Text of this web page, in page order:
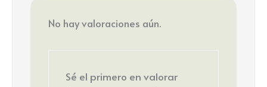
No hay valoraciones aún.
Sé el primero en valorar